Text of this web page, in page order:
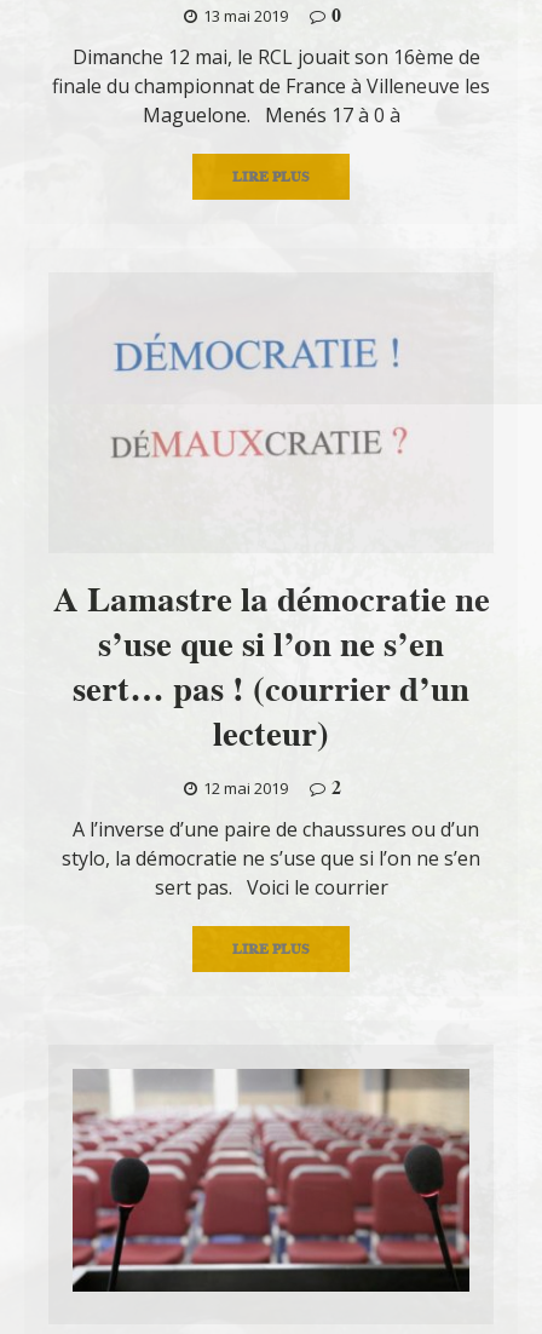
13 mai 2019
0
Dimanche 12 mai, le RCL jouait son 16ème de
finale du championnat de France à Villeneuve les
Maguelone. Menés 17 à 0 à
LIRE PLUS
A Lamastre la démocratie ne
s’use que si l’on ne s’en
sert… pas ! (courrier d’un
lecteur)
12 mai 2019
2
A l’inverse d’une paire de chaussures ou d’un
stylo, la démocratie ne s’use que si l’on ne s’en
sert pas. Voici le courrier
LIRE PLUS